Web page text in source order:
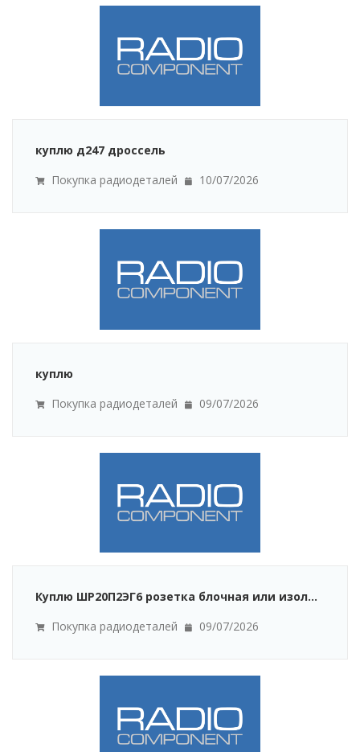
куплю д247 дроссель
Покупка радиодеталей
10/07/2026
куплю
Покупка радиодеталей
09/07/2026
Куплю ШР20П2ЭГ6 розетка блочная или изол...
Покупка радиодеталей
09/07/2026